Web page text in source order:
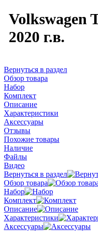
Volkswagen
2020 г.в.
Вернуться в раздел
Обзор товара
Набор
Комплект
Описание
Характеристики
Аксессуары
Отзывы
Похожие товары
Наличие
Файлы
Видео
Вернуться в раздел
Обзор товара
Набор
Комплект
Описание
Характеристики
Аксессуары